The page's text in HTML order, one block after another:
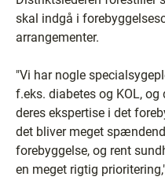
skal indgå i
arrangementer.
"Vi har nogle
f.eks. diabetes og KOL,
deres ekspertise i det
det bliver meget
forebyggelse, og rent
en meget rigtig